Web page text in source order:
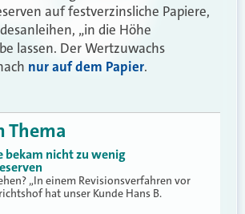
auf festverzinsliche Papiere,
„in die Höhe
lassen. Der Wertzuwachs
nur auf dem Papier.
Thema
bekam nicht zu wenig
„In einem Revisionsverfahren vor
hat unser Kunde Hans B.